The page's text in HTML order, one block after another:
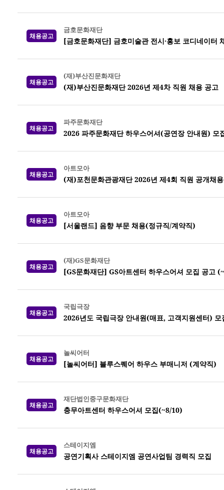
채용공고
금호문화재단
[금호문화재단] 금호미술관 전시·홍보 코디네이터
채용공고
(재)부산진문화재단
(재)부산진문화재단 2026년 제4차 직원 채용 공고
채용공고
파주문화재단
2026 파주문화재단 하우스어셔(공연장 안내원) 모
채용공고
아트모아
(재)포천문화관광재단 2026년 제4회 직원 공개채
채용공고
아트모아
[서울랜드] 음향 부문 채용(정규직/계약직)
채용공고
(재)GS문화재단
[GS문화재단] GS아트센터 하우스어셔 모집 공고
채용공고
국립극장
2026년도 국립극장 안내원(매표, 고객지원센터)
채용공고
놀씨어터
[놀씨어터] 블루스퀘어 하우스 부매니저 (계약직)
채용공고
재단법인중구문화재단
충무아트센터 하우스어셔 모집(~8/10)
채용공고
스테이지엠
공연기획사 스테이지엠 공연사업팀 경력직 모집